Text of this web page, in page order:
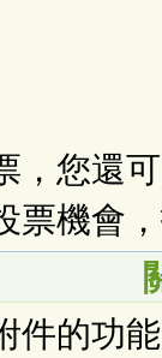
您還
票機會
件的功